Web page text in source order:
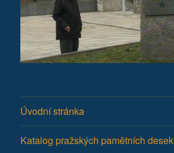
Úvodní stránka
Katalog pražských pamětních desek